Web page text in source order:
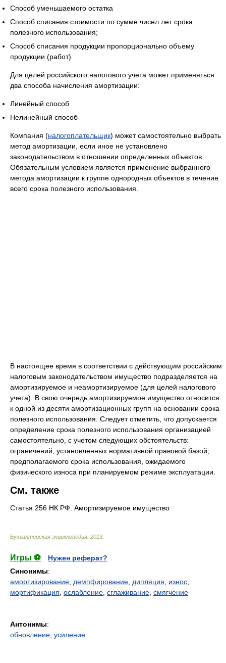
Способ уменьшаемого остатка
Способ списания стоимости по сумме чисел лет срока
полезного использования;
Способ списания продукции пропорционально объему
продукции (работ)
Для целей российского налогового учета может применяться
два способа начисления амортизации:
Линейный способ
Нелинейный способ
Компания (налогоплательщик) может самостоятельно выбрать
метод амортизации, если иное не установлено
законодательством в отношении определенных объектов.
Обязательным условием является применение выбранного
метода амортизации к группе однородных объектов в течение
всего срока полезного использования.
В настоящее время в соответствии с действующим российским
налоговым законодательством имущество подразделяется на
амортизируемое и неамортизируемое (для целей налогового
учета). В свою очередь амортизируемое имущество относится
к одной из десяти амортизационных групп на основании срока
полезного использования. Следует отметить, что допускается
определение срока полезного использования организацией
самостоятельно, с учетом следующих обстоятельств:
ограничений, установленных нормативной правовой базой,
предполагаемого срока использования, ожидаемого
физического износа при планируемом режиме эксплуатации.
См. также
Статья 256 НК РФ. Амортизируемое имущество
Бухгалтерская энциклопедия 2013
Игры ⚽
Нужен реферат?
Синонимы:
амортизирование демпфирование дипляция износ
мортификация ослабление сглаживание смягчение
Антонимы:
обновление усиление